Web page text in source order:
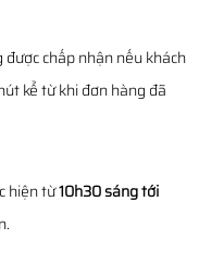
chấp nhận nếu khách
kể từ khi đơn hàng đã
hiện từ10h30 sáng tới